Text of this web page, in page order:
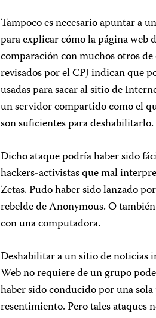
Tampoco es necesario apuntar a
para explicar cómo la página web
comparación con muchos otros
revisados por el CPJ indican que
usadas para sacar al sitio de
un servidor compartido como el
son suficientes para deshabilitarlo.
Dicho ataque podría haber sido
hackers-activistas que mal
Zetas. Pudo haber sido lanzado
rebelde de Anonymous. O
con una computadora.
Deshabilitar a un sitio de noticias
Web no requiere de un grupo
haber sido conducido por una
resentimiento. Pero tales ataques